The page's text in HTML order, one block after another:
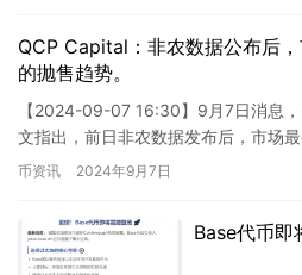
QCP Capital：非农数据公布后
的抛售趋势。
【2024-09-07 16:30】9月7日消息
文指出，前日非农数据发布后，市场
险资产上涨。但随着市场逐渐消化对9
币资讯 2024年9月7日
Base代币即